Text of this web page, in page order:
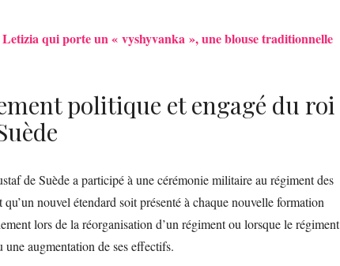
Letizia qui porte un « vyshyvanka », une blouse traditionnelle
politique et engagé du roi
de Suède a participé à une cérémonie militaire au régiment des
nouvel étendard soit présenté à chaque nouvelle formation
lors de la réorganisation d’un régiment ou lorsque le régiment
augmentation de ses effectifs.